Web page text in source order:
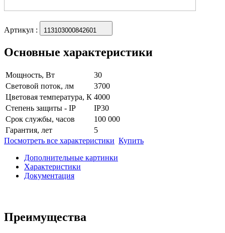
Артикул : 113103000842601
Основные характеристики
Мощность, Вт
30
Световой поток, лм
3700
Цветовая температура, К 4000
Степень защиты - IP
IP30
Срок службы, часов
100 000
Гарантия, лет
5
Посмотреть все характеристики Купить
Дополнительные картинки
Характеристики
Документация
Преимущества